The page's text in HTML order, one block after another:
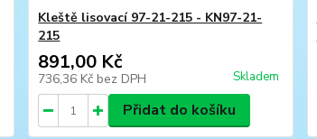
Kleště lisovací 97-21-215 - KN97-21-
215
891,00 Kč
736,36 Kč bez DPH Skladem
Přidat do košíku